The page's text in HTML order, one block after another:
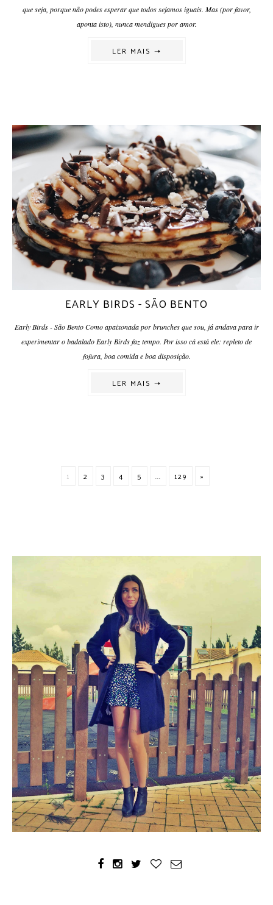
que seja, porque não podes esperar que todos sejamos iguais. Mas (por favor,
aponta isto), nunca mendigues por amor.
LER MAIS ➝
EARLY BIRDS - SÃO BENTO
Early Birds - São Bento Como apaixonada por brunches que sou, já andava para ir
experimentar o badalado Early Birds faz tempo. Por isso cá está ele: repleto de
fofura, boa comida e boa disposição.
LER MAIS ➝
1 2 3 4 5 ... 129 »